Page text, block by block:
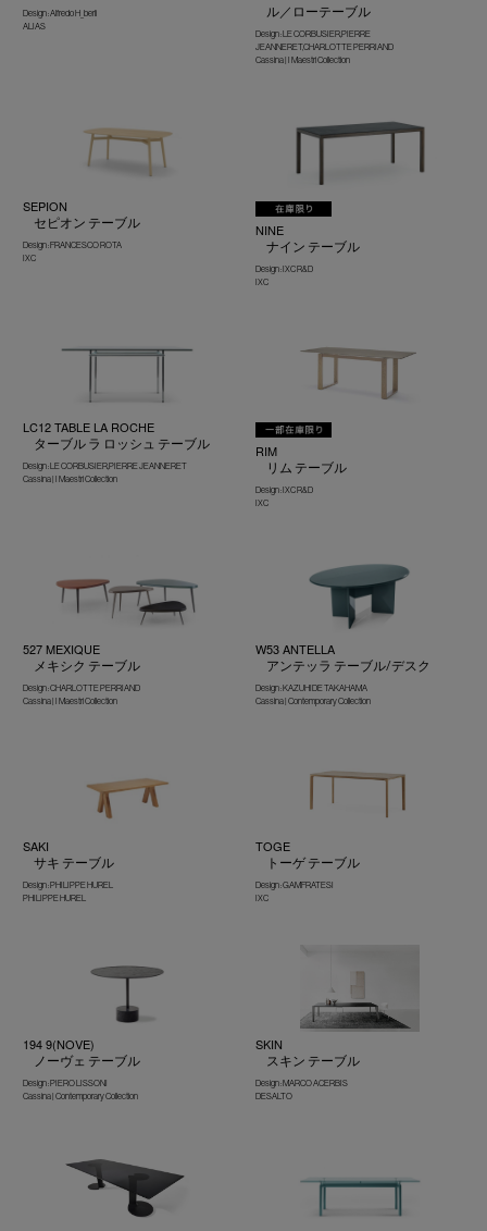
Design : Alfredo H_berli
ALIAS
ル／ローテーブル
Design : LE CORBUSIER,PIERRE
JEANNERET,CHARLOTTE PERRIAND
Cassina | I Maestri Collection
SEPION
セピオン テーブル
Design : FRANCESCO ROTA
IXC
NINE
ナイン テーブル
Design : IXC R&D
IXC
LC12 TABLE LA ROCHE
ターブル ラ ロッシュ テーブル
Design : LE CORBUSIER,PIERRE JEANNERET
Cassina | I Maestri Collection
RIM
リム テーブル
Design : IXC R&D
IXC
527 MEXIQUE
メキシク テーブル
Design : CHARLOTTE PERRIAND
Cassina | I Maestri Collection
W53 ANTELLA
アンテッラ テーブル/デスク
Design : KAZUHIDE TAKAHAMA
Cassina | Contemporary Collection
SAKI
サキ テーブル
Design : PHILIPPE HUREL
PHILIPPE HUREL
TOGE
トーゲ テーブル
Design : GAMFRATESI
IXC
194 9(NOVE)
ノーヴェ テーブル
Design : PIERO LISSONI
Cassina | Contemporary Collection
SKIN
スキン テーブル
Design : MARCO ACERBIS
DESALTO